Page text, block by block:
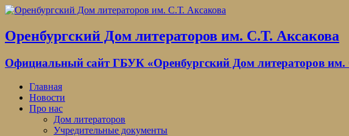
Оренбургский Дом литераторов им. С.Т. Аксакова
Официальный сайт ГБУК «Оренбургский Дом литераторов им.
Главная
Новости
Про нас
Дом литераторов
Учредительные документы